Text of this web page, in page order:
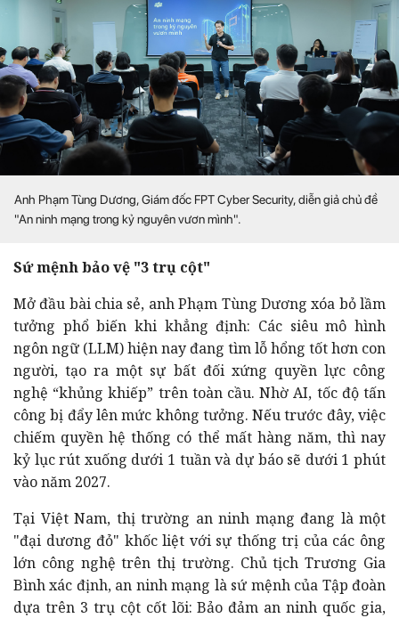
Anh Phạm Tùng Dương, Giám đốc FPT Cyber Security, diễn giả chủ đề
"An ninh mạng trong kỷ nguyên vươn mình".
Sứ mệnh bảo vệ "3 trụ cột"
Mở đầu bài chia sẻ, anh Phạm Tùng Dương xóa bỏ lầm
tưởng phổ biến khi khẳng định: Các siêu mô hình
ngôn ngữ (LLM) hiện nay đang tìm lỗ hổng tốt hơn con
người, tạo ra một sự bất đối xứng quyền lực công
nghệ “khủng khiếp” trên toàn cầu. Nhờ AI, tốc độ tấn
công bị đẩy lên mức không tưởng. Nếu trước đây, việc
chiếm quyền hệ thống có thể mất hàng năm, thì nay
kỷ lục rút xuống dưới 1 tuần và dự báo sẽ dưới 1 phút
vào năm 2027.
Tại Việt Nam, thị trường an ninh mạng đang là một
"đại dương đỏ" khốc liệt với sự thống trị của các ông
lớn công nghệ trên thị trường. Chủ tịch Trương Gia
Bình xác định, an ninh mạng là sứ mệnh của Tập đoàn
dựa trên 3 trụ cột cốt lõi: Bảo đảm an ninh quốc gia,